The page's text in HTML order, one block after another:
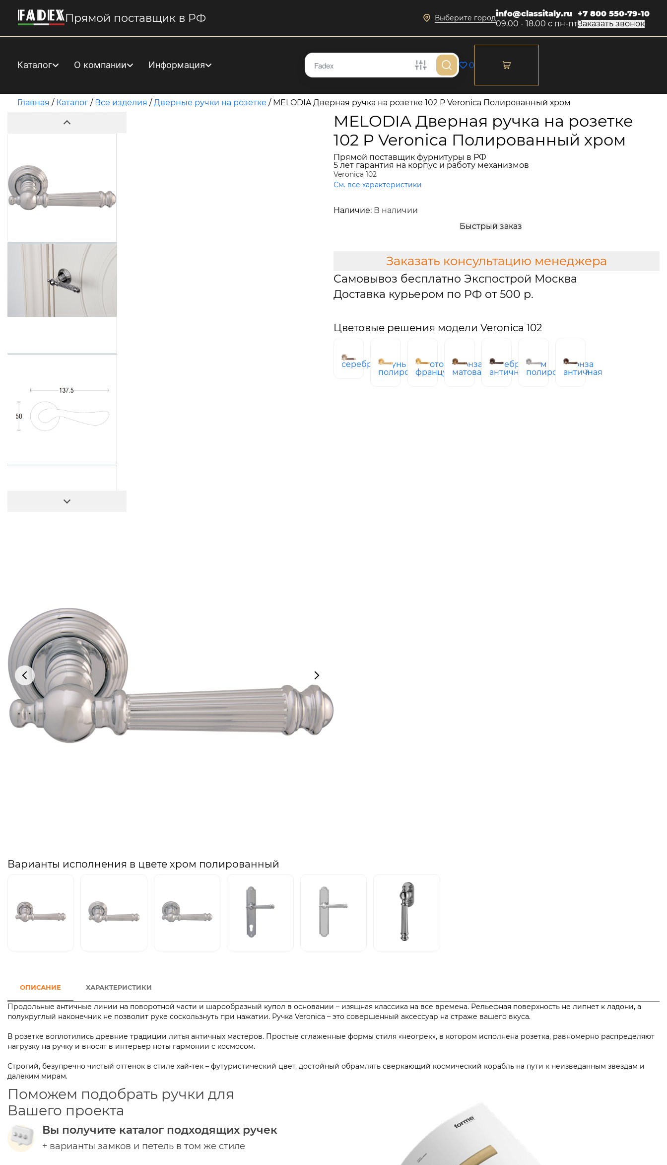
Прямой поставщик в РФ Выберите городinfo@classitaly.ru
09.00 - 18.00 с пн-пт
+7 800 550-79-10
Заказать звонок
Каталог О компании Информация 0
Главная / Каталог / Все изделия /Дверные ручки на розетке / MELODIA Дверная ручка на розетке 102 P Veronica Полированный хром
MELODIA Дверная ручка на розетке
102 P Veronica Полированный хром
Прямой поставщик фурнитуры в РФ
5 лет гарантия на корпус и работу механизмов
Veronica 102
См. все характеристики
Наличие: В наличии
Быстрый заказ
Заказать консультацию менеджера
Самовывоз бесплатно Экспострой Москва
Доставка курьером по РФ от 500 р.
Цветовые решения модели Veronica 102
серебро
латунь
полированная
золото
французское
бронза
матовая
серебро
античное
хром
полированный
бронза
античная
Варианты исполнения в цвете хром полированный
ОПИСАНИЕ ХАРАКТЕРИСТИКИ
Продольные античные линии на поворотной части и шарообразный купол в основании – изящная классика на все времена. Рельефная поверхность не липнет к ладони, а
полукруглый наконечник не позволит руке соскользнуть при нажатии. Ручка Veronica – это совершенный аксессуар на страже вашего вкуса.
В розетке воплотились древние традиции литья античных мастеров. Простые сглаженные формы стиля «неогрек», в котором исполнена розетка, равномерно распределяют
нагрузку на ручку и вносят в интерьер ноты гармонии с космосом.
Строгий, безупречно чистый оттенок в стиле хай-тек – футуристический цвет, достойный обрамлять сверкающий космический корабль на пути к неизведанным звездам и
далеким мирам.
Поможем подобрать ручки для
Вашего проекта
Вы получите каталог подходящих ручек
+ варианты замков и петель в том же стиле